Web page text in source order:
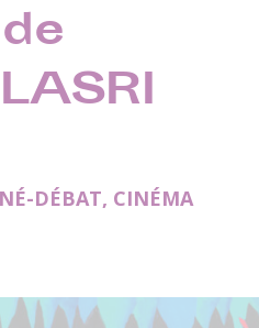
DÉBAT, CINÉMA